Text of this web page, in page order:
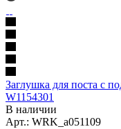
Заглушка для поста с
W1154301
В наличии
Арт.: WRK_a051109